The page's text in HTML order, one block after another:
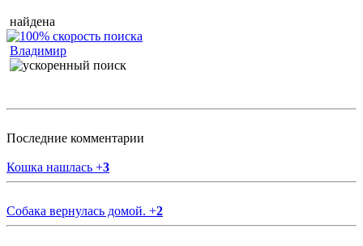
найдена
Владимир
Последние комментарии
Кошка нашлась +3
Собака вернулась домой. +2